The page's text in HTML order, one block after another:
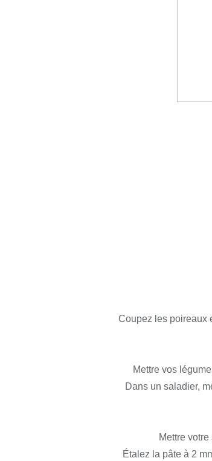
Coupez les poireaux
Mettre vos
Dans un saladier,
Mettre
Étalez la pâte à 2